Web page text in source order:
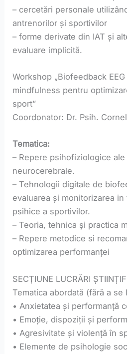
– cercetări personale
antrenorilor și sportivilor
– forme derivate din IAT și
evaluare implicită.
Workshop „Biofeedback
mindfulness pentru
sport”
Coordonator: Dr. Psih.
Tematica:
– Repere psihofiziologice ale
neurocerebrale.
– Tehnologii digitale de
evaluarea și monitorizarea
psihice a sportivilor.
– Teoria, tehnica și practica
– Repere metodice si
optimizarea performanței
SECȚIUNE LUCRĂRI
Tematica abordată (fără a se
• Anxietatea și performanță
• Emoție, dispoziții și
• Agresivitate și violență în
• Elemente de psihologie